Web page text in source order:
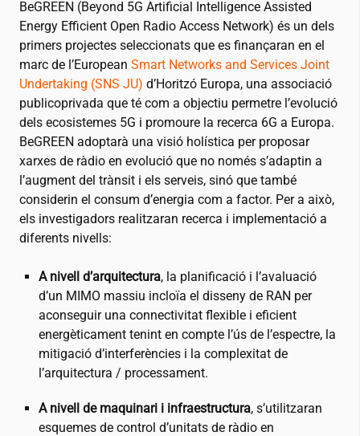
BeGREEN (Beyond 5G Artificial Intelligence Assisted
Energy Efficient Open Radio Access Network) és un dels
primers projectes seleccionats que es finançaran en el
marc de l’European Smart Networks and Services Joint
Undertaking (SNS JU) d’Horitzó Europa, una associació
publicoprivada que té com a objectiu permetre l’evolució
dels ecosistemes 5G i promoure la recerca 6G a Europa.
BeGREEN adoptarà una visió holística per proposar
xarxes de ràdio en evolució que no només s’adaptin a
l’augment del trànsit i els serveis, sinó que també
considerin el consum d’energia com a factor. Per a això,
els investigadors realitzaran recerca i implementació a
diferents nivells:
A nivell d’arquitectura, la planificació i l’avaluació
d’un MIMO massiu incloïa el disseny de RAN per
aconseguir una connectivitat flexible i eficient
energèticament tenint en compte l’ús de l’espectre, la
mitigació d’interferències i la complexitat de
l’arquitectura / processament.
A nivell de maquinari i infraestructura, s’utilitzaran
esquemes de control d’unitats de ràdio en